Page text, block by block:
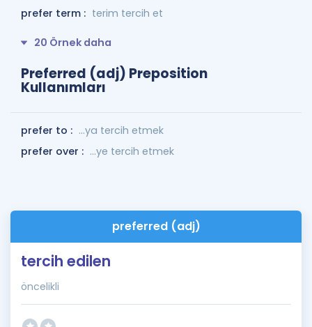
prefer term : terim tercih et
20 Örnek daha
Preferred (adj) Preposition
Kullanımları
prefer to : ...ya tercih etmek
prefer over : ...ye tercih etmek
preferred (adj)
tercih edilen
öncelikli